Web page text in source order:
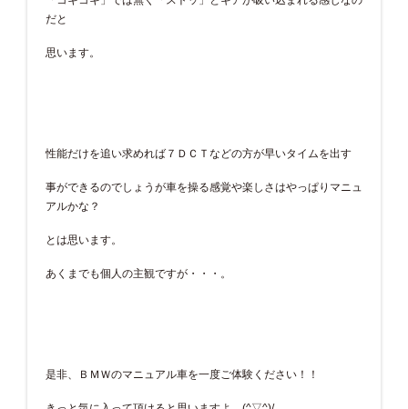
だと
思います。
性能だけを追い求めれば７ＤＣＴなどの方が早いタイムを出す
事ができるのでしょうが車を操る感覚や楽しさはやっぱりマニュ
アルかな？
とは思います。
あくまでも個人の主観ですが・・・。
是非、ＢＭＷのマニュアル車を一度ご体験ください！！